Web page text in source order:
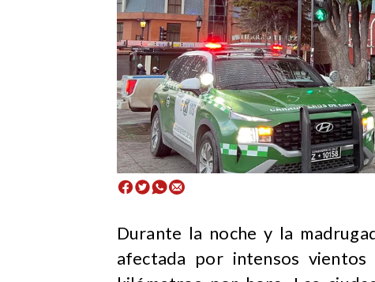
​Durante la noche y la
afectada por intensos